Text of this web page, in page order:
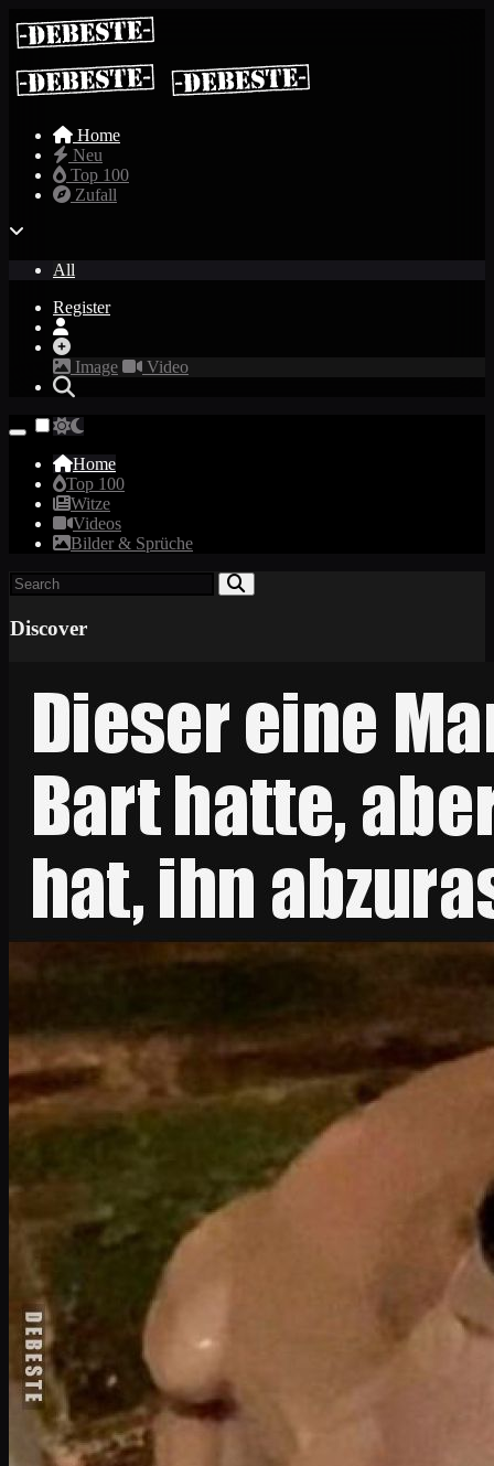
Home
Neu
Top 100
Zufall
All
Register
Image Video
Home
Top 100
Witze
Videos
Bilder & Sprüche
Discover